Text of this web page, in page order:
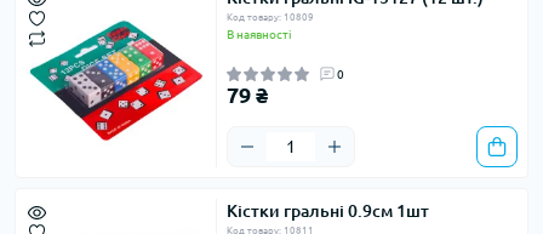
Код товару: 10809
В наявності
0
79 ₴
Кістки гральні 0.9см 1шт
Код товару: 10811